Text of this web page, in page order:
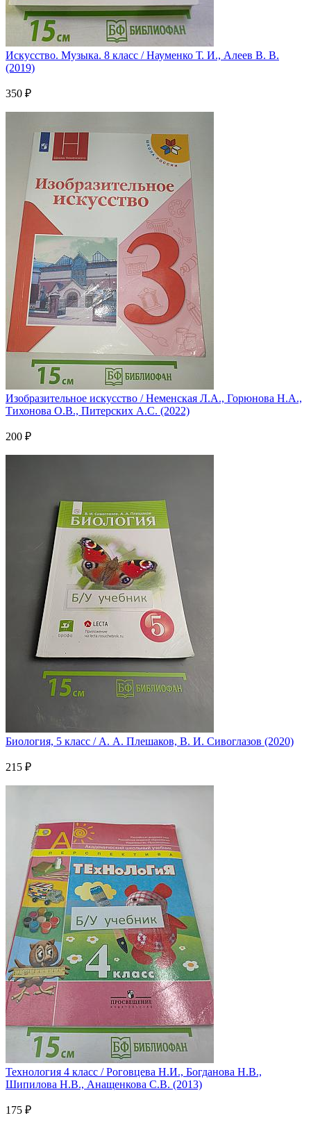
Искусство. Музыка. 8 класс / Науменко Т. И., Алеев В. В.
(2019)
350 ₽
Изобразительное искусство / Неменская Л.А., Горюнова Н.А.,
Тихонова О.В., Питерских А.С. (2022)
200 ₽
Биология, 5 класс / А. А. Плешаков, В. И. Сивоглазов (2020)
215 ₽
Технология 4 класс / Роговцева Н.И., Богданова Н.В.,
Шипилова Н.В., Анащенкова С.В. (2013)
175 ₽